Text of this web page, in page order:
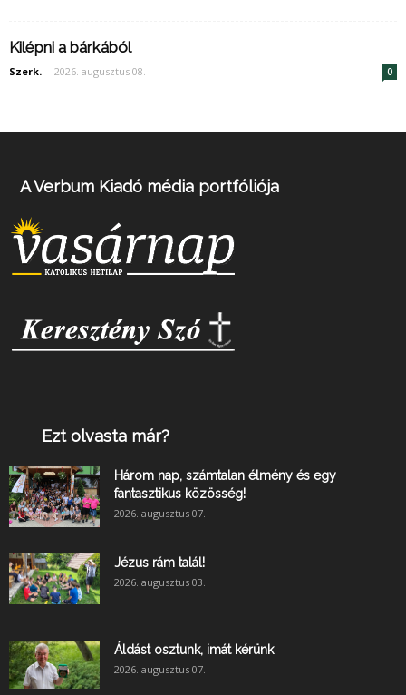
Kilépni a bárkából
Szerk. - 2026. augusztus 08. 0
A Verbum Kiadó média portfóliója
Ezt olvasta már?
Három nap, számtalan élmény és egy
fantasztikus közösség!
2026. augusztus 07.
Jézus rám talál!
2026. augusztus 03.
Áldást osztunk, imát kérünk
2026. augusztus 07.